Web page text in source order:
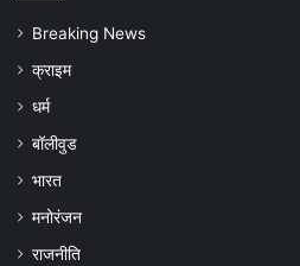
Breaking News
क्राइम
धर्म
बॉलीवुड
भारत
मनोरंजन
राजनीति